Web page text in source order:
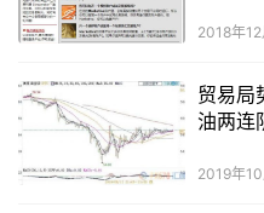
2018年12
贸易局
油两连
2019年